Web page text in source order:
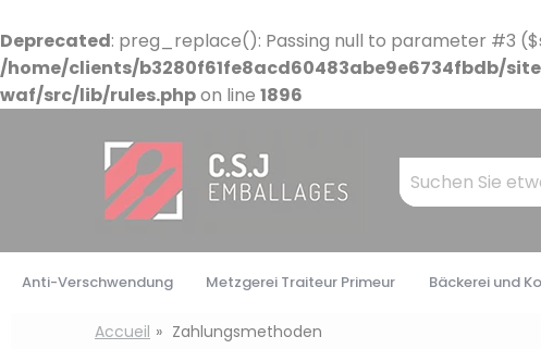
Deprecated: preg_replace(): Passing null to parameter #3
/home/clients/b3280f61fe8acd60483abe9e6734fbdb/
waf/src/lib/rules.phpon line 1896
Mots
clés
Anti-Verschwendung Metzgerei Traiteur Primeur Bäckerei und
Accueil Zahlungsmethoden